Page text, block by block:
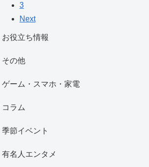
3
Next
お役立ち情報
その他
ゲーム・スマホ・家電
コラム
季節イベント
有名人エンタメ